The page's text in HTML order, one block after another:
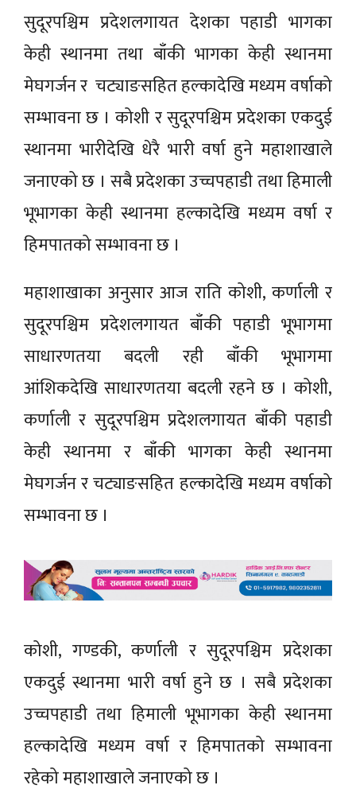
सुदूरपश्चिम प्रदेशलगायत देशका पहाडी भागका
केही स्थानमा तथा बाँकी भागका केही स्थानमा
मेघगर्जन र चट्याङसहित हल्कादेखि मध्यम वर्षाको
सम्भावना छ । कोशी र सुदूरपश्चिम प्रदेशका एकदुई
स्थानमा भारीदेखि धेरै भारी वर्षा हुने महाशाखाले
जनाएको छ । सबै प्रदेशका उच्चपहाडी तथा हिमाली
भूभागका केही स्थानमा हल्कादेखि मध्यम वर्षा र
हिमपातको सम्भावना छ ।
महाशाखाका अनुसार आज राति कोशी, कर्णाली र
सुदूरपश्चिम प्रदेशलगायत बाँकी पहाडी भूभागमा
साधारणतया बदली रही बाँकी भूभागमा
आंशिकदेखि साधारणतया बदली रहने छ । कोशी,
कर्णाली र सुदूरपश्चिम प्रदेशलगायत बाँकी पहाडी
केही स्थानमा र बाँकी भागका केही स्थानमा
मेघगर्जन र चट्याङसहित हल्कादेखि मध्यम वर्षाको
सम्भावना छ ।
कोशी, गण्डकी, कर्णाली र सुदूरपश्चिम प्रदेशका
एकदुई स्थानमा भारी वर्षा हुने छ । सबै प्रदेशका
उच्चपहाडी तथा हिमाली भूभागका केही स्थानमा
हल्कादेखि मध्यम वर्षा र हिमपातको सम्भावना
रहेको महाशाखाले जनाएको छ ।